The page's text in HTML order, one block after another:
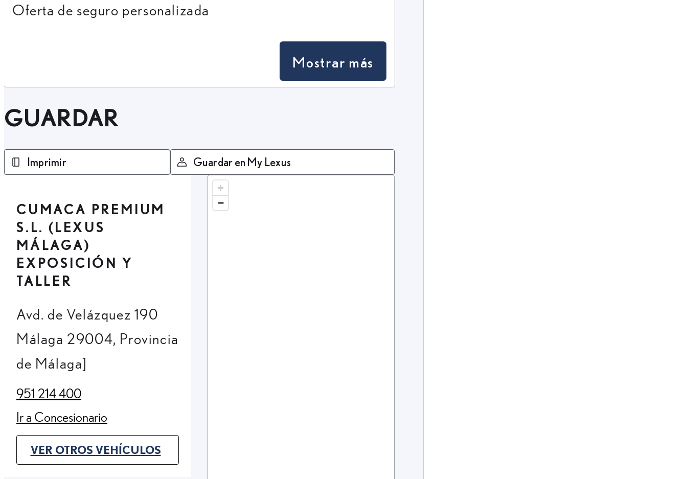
Oferta de seguro personalizada
Mostrar más
GUARDAR
Imprimir Guardar en My Lexus
CUMACA PREMIUM
S.L. (LEXUS
MÁLAGA)
EXPOSICIÓN Y
TALLER
Avd. de Velázquez 190
Málaga 29004, Provincia
de Málaga]
951 214 400
(Opens in new tab)
Ir a Concesionario
(Opens in new tab)
VER OTROS VEHÍCULOS
(OPENS IN NEW TAB)